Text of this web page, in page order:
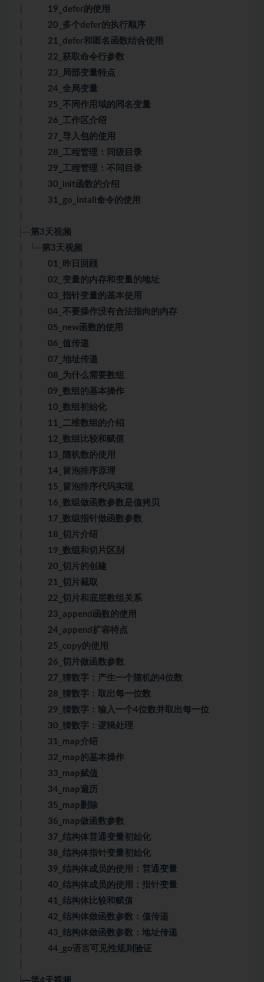
│ 19_defer的使用
│ 20_多个defer的执行顺序
│ 21_defer和匿名函数结合使用
│ 22_获取命令行参数
│ 23_局部变量特点
│ 24_全局变量
│ 25_不同作用域的同名变量
│ 26_工作区介绍
│ 27_导入包的使用
│ 28_工程管理：同级目录
│ 29_工程管理：不同目录
│ 30_init函数的介绍
│ 31_go_intall命令的使用
├─第3天视频
│ └─第3天视频
│ 01_昨日回顾
│ 02_变量的内存和变量的地址
│ 03_指针变量的基本使用
│ 04_不要操作没有合法指向的内存
│ 05_new函数的使用
│ 06_值传递
│ 07_地址传递
│ 08_为什么需要数组
│ 09_数组的基本操作
│ 10_数组初始化
│ 11_二维数组的介绍
│ 12_数组比较和赋值
│ 13_随机数的使用
│ 14_冒泡排序原理
│ 15_冒泡排序代码实现
│ 16_数组做函数参数是值拷贝
│ 17_数组指针做函数参数
│ 18_切片介绍
│ 19_数组和切片区别
│ 20_切片的创建
│ 21_切片截取
│ 22_切片和底层数组关系
│ 23_append函数的使用
│ 24_append扩容特点
│ 25_copy的使用
│ 26_切片做函数参数
│ 27_猜数字：产生一个随机的4位数
│ 28_猜数字：取出每一位数
│ 29_猜数字：输入一个4位数并取出每一位
│ 30_猜数字：逻辑处理
│ 31_map介绍
│ 32_map的基本操作
│ 33_map赋值
│ 34_map遍历
│ 35_map删除
│ 36_map做函数参数
│ 37_结构体普通变量初始化
│ 38_结构体指针变量初始化
│ 39_结构体成员的使用：普通变量
│ 40_结构体成员的使用：指针变量
│ 41_结构体比较和赋值
│ 42_结构体做函数参数：值传递
│ 43_结构体做函数参数：地址传递
│ 44_go语言可见性规则验证